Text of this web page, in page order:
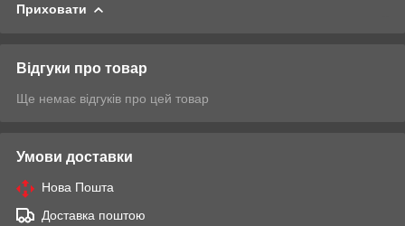
Приховати
Відгуки про товар
Ще немає відгуків про цей товар
Умови доставки
Нова Пошта
Доставка поштою